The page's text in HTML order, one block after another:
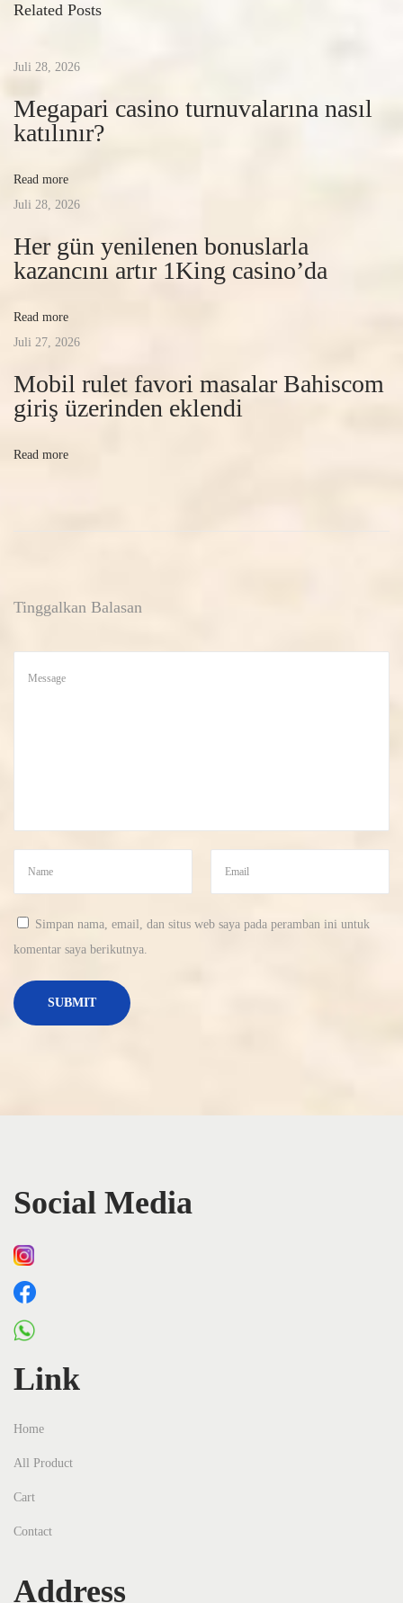
ж
н
л
ц
а
스
포
베
팅
Related Posts
Juli 28, 2026
Megapari casino turnuvalarına nasıl
katılınır?
Read more
Juli 28, 2026
Her gün yenilenen bonuslarla
kazancını artır 1King casino’da
Read more
Juli 27, 2026
Mobil rulet favori masalar Bahiscom
giriş üzerinden eklendi
Read more
Tinggalkan Balasan
Simpan nama, email, dan situs web saya pada peramban ini untuk
komentar saya berikutnya.
Social Media
Link
Home
All Product
Cart
Contact
Address